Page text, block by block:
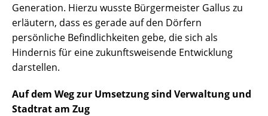
Generation. Hierzu wusste Bürgermeister Gallus zu
erläutern, dass es gerade auf den Dörfern
persönliche Befindlichkeiten gebe, die sich als
Hindernis für eine zukunftsweisende Entwicklung
darstellen.
Auf dem Weg zur Umsetzung sind Verwaltung und
Stadtrat am Zug